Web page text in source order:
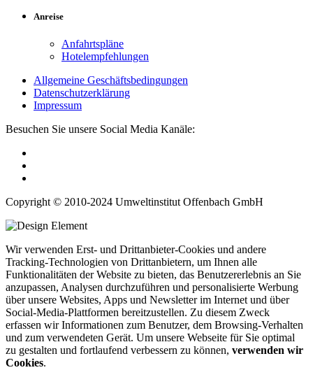
Anreise
Anfahrtspläne
Hotelempfehlungen
Allgemeine Geschäftsbedingungen
Datenschutzerklärung
Impressum
Besuchen Sie unsere Social Media Kanäle:
Copyright © 2010-2024 Umweltinstitut Offenbach GmbH
Wir verwenden Erst- und Drittanbieter-Cookies und andere
Tracking-Technologien von Drittanbietern, um Ihnen alle
Funktionalitäten der Website zu bieten, das Benutzererlebnis an Sie
anzupassen, Analysen durchzuführen und personalisierte Werbung
über unsere Websites, Apps und Newsletter im Internet und über
Social-Media-Plattformen bereitzustellen. Zu diesem Zweck
erfassen wir Informationen zum Benutzer, dem Browsing-Verhalten
und zum verwendeten Gerät. Um unsere Webseite für Sie optimal
zu gestalten und fortlaufend verbessern zu können, verwenden wir
Cookies.